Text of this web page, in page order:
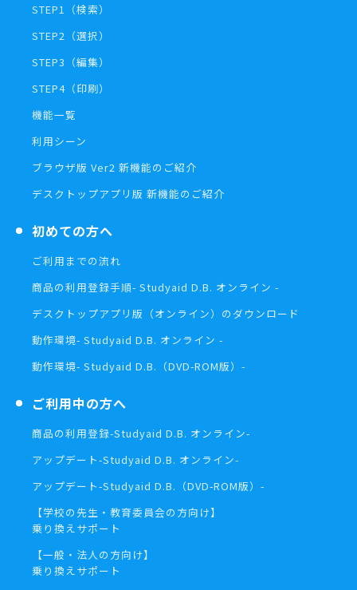
STEP1（検索）
STEP2（選択）
STEP3（編集）
STEP4（印刷）
機能一覧
利用シーン
ブラウザ版 Ver2 新機能のご紹介
デスクトップアプリ版 新機能のご紹介
初めての方へ
ご利用までの流れ
商品の利用登録手順- Studyaid D.B. オンライン -
デスクトップアプリ版（オンライン）の ダウンロード
動作環境- Studyaid D.B. オンライン -
動作環境- Studyaid D.B.（DVD-ROM版）-
ご利用中の方へ
商品の利用登録-Studyaid D.B. オンライン-
アップデート-Studyaid D.B. オンライン-
アップデート-Studyaid D.B.（DVD-ROM版）-
【学校の先生・教育委員会の方向け】
乗り換えサポート
【一般・法人の方向け】
乗り換えサポート